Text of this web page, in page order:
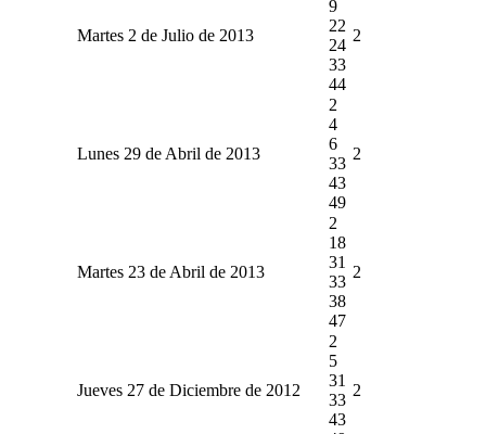
Martes 2 de Julio de 2013
9
22
24
33
44
2
Lunes 29 de Abril de 2013
2
4
6
33
43
49
2
Martes 23 de Abril de 2013
2
18
31
33
38
47
2
Jueves 27 de Diciembre de 2012
2
5
31
33
43
2